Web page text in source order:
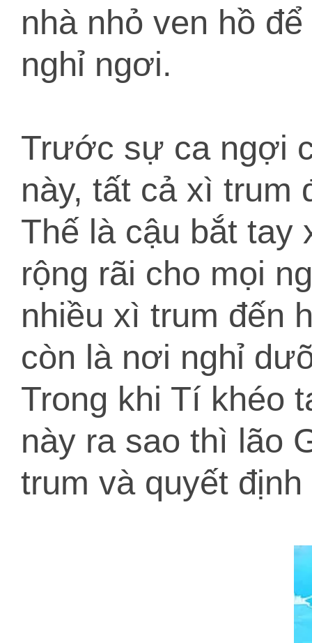
nhà nhỏ ven hồ
nghỉ ngơi.
Trước sự ca ngợi
này, tất cả xì trum
Thế là cậu bắt tay
rộng rãi cho mọi
nhiều xì trum đến
còn là nơi nghỉ
Trong khi Tí khéo
này ra sao thì lão
trum và quyết